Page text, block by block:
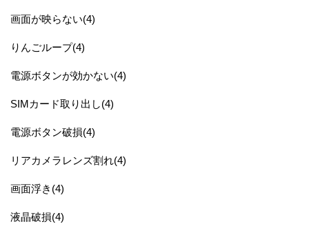
画面が映らない(4)
りんごループ(4)
電源ボタンが効かない(4)
SIMカード取り出し(4)
電源ボタン破損(4)
リアカメラレンズ割れ(4)
画面浮き(4)
液晶破損(4)